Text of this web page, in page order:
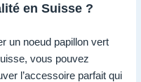
en Suisse ?
un noeud papillon vert
vous pouvez
l’accessoire parfait qui